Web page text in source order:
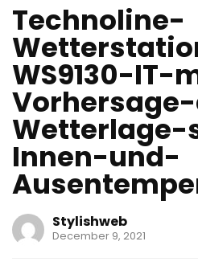
Technoline-
WS9130-IT-
Wetterlage-
Innen-und-
Stylishweb
December 9, 2021